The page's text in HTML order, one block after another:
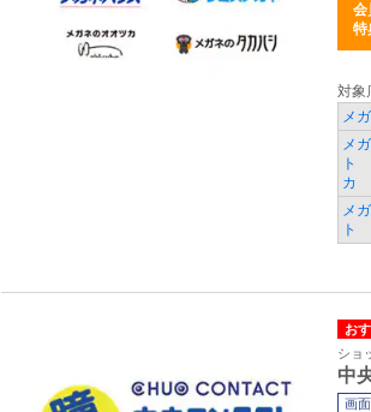
会
特
対象
メ
メ
ト
カ
メ
ト
お
ショ
中
画